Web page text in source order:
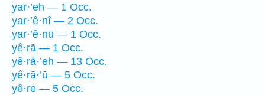
yar·’eh — 1 Occ.
yar·’ê·nî — 2 Occ.
yar·’ê·nū — 1 Occ.
yê·rā — 1 Occ.
yê·rā·’eh — 13 Occ.
yê·rā·’ū — 5 Occ.
yê·re — 5 Occ.